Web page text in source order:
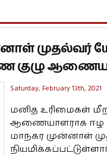
முதல்வர்
குழு
Saturday, February 13th, 2021
மனித உரிமைகள்
ஆணையாளராக ஈழ
மாநகர முன்னாள்